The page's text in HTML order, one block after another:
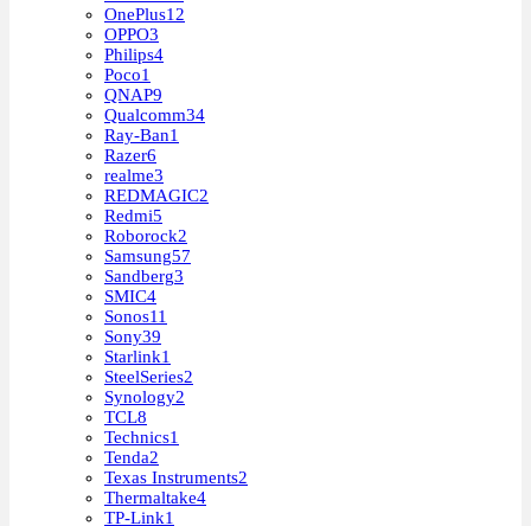
OnePlus12
OPPO3
Philips4
Poco1
QNAP9
Qualcomm34
Ray-Ban1
Razer6
realme3
REDMAGIC2
Redmi5
Roborock2
Samsung57
Sandberg3
SMIC4
Sonos11
Sony39
Starlink1
SteelSeries2
Synology2
TCL8
Technics1
Tenda2
Texas Instruments2
Thermaltake4
TP-Link1